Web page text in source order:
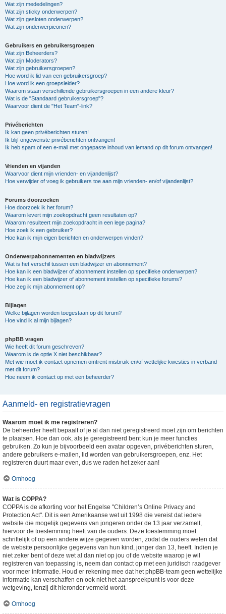
Wat zijn mededelingen?
Wat zijn sticky onderwerpen?
Wat zijn gesloten onderwerpen?
Wat zijn onderwerpiconen?
Gebruikers en gebruikersgroepen
Wat zijn Beheerders?
Wat zijn Moderators?
Wat zijn gebruikersgroepen?
Hoe word ik lid van een gebruikersgroep?
Hoe word ik een groepsleider?
Waarom staan verschillende gebruikersgroepen in een andere kleur?
Wat is de "Standaard gebruikersgroep"?
Waarvoor dient de "Het Team"-link?
Privéberichten
Ik kan geen privéberichten sturen!
Ik blijf ongewenste privéberichten ontvangen!
Ik heb spam of een e-mail met ongepaste inhoud van iemand op dit forum ontvangen!
Vrienden en vijanden
Waarvoor dient mijn vrienden- en vijandenlijst?
Hoe verwijder of voeg ik gebruikers toe aan mijn vrienden- en/of vijandenlijst?
Forums doorzoeken
Hoe doorzoek ik het forum?
Waarom levert mijn zoekopdracht geen resultaten op?
Waarom resulteert mijn zoekopdracht in een lege pagina?
Hoe zoek ik een gebruiker?
Hoe kan ik mijn eigen berichten en onderwerpen vinden?
Onderwerpabonnementen en bladwijzers
Wat is het verschil tussen een bladwijzer en abonnement?
Hoe kan ik een bladwijzer of abonnement instellen op specifieke onderwerpen?
Hoe kan ik een bladwijzer of abonnement instellen op specifieke forums?
Hoe zeg ik mijn abonnement op?
Bijlagen
Welke bijlagen worden toegestaan op dit forum?
Hoe vind ik al mijn bijlagen?
phpBB vragen
Wie heeft dit forum geschreven?
Waarom is de optie X niet beschikbaar?
Met wie moet ik contact opnemen omtrent misbruik en/of wettelijke kwesties in verband
met dit forum?
Hoe neem ik contact op met een beheerder?
Aanmeld- en registratievragen
Waarom moet ik me registreren?
De beheerder heeft bepaalt of je al dan niet geregistreerd moet zijn om berichten
te plaatsen. Hoe dan ook, als je geregistreerd bent kun je meer functies
gebruiken. Zo kun je bijvoorbeeld een avatar opgeven, privéberichten sturen,
andere gebruikers e-mailen, lid worden van gebruikersgroepen, enz. Het
registreren duurt maar even, dus we raden het zeker aan!
Omhoog
Wat is COPPA?
COPPA is de afkorting voor het Engelse "Children’s Online Privacy and
Protection Act". Dit is een Amerikaanse wet uit 1998 die vereist dat iedere
website die mogelijk gegevens van jongeren onder de 13 jaar verzamelt,
hiervoor de toestemming heeft van de ouders. Deze toestemming moet
schriftelijk of op een andere wijze gegeven worden, zodat de ouders weten dat
de website persoonlijke gegevens van hun kind, jonger dan 13, heeft. Indien je
niet zeker bent of deze wet al dan niet op jou of de website waarop je wil
registreren van toepassing is, neem dan contact op met een juridisch raadgever
voor meer informatie. Houd er rekening mee dat het phpBB-team geen wettelijke
informatie kan verschaffen en ook niet het aanspreekpunt is voor deze
wetgeving, tenzij dit hieronder vermeld wordt.
Omhoog